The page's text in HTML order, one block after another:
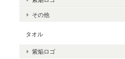
その他
タオル
紫焔ロゴ